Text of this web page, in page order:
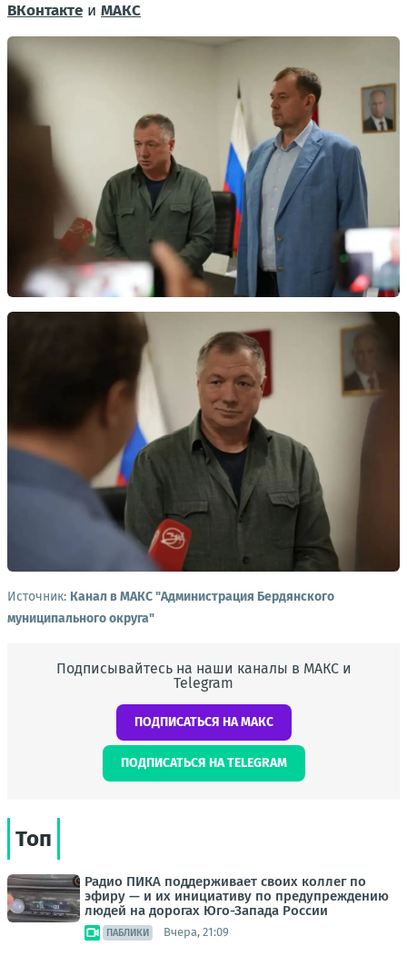
ВКонтакте и МАКС
Источник: Канал в МАКС "Администрация Бердянского
муниципального округа"
Подписывайтесь на наши каналы в МАКС и
Telegram
ПОДПИСАТЬСЯ НА МАКС
ПОДПИСАТЬСЯ НА TELEGRAM
Топ
Радио ПИКА поддерживает своих коллег по
эфиру — и их инициативу по предупреждению
людей на дорогах Юго-Запада России
ПАБЛИКИ Вчера, 21:09